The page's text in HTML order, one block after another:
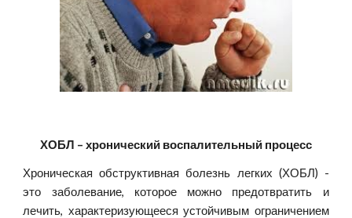
ХОБЛ – хронический воспалительный процесс
Хроническая обструктивная болезнь легких (ХОБЛ) -
это заболевание, которое можно предотвратить и
лечить, характеризующееся устойчивым ограничением